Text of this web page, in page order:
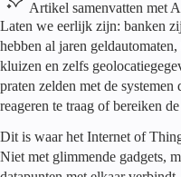
Artikel samenvatten met
Laten we eerlijk zijn: banken
hebben al jaren
kluizen en zelfs
praten zelden met de
reageren te traag of bereiken
Dit is waar het Internet of
Niet met glimmende gadgets,